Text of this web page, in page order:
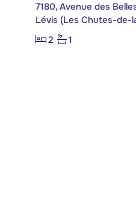
7180, Avenue des
Lévis (Les Chutes-de-
2
1